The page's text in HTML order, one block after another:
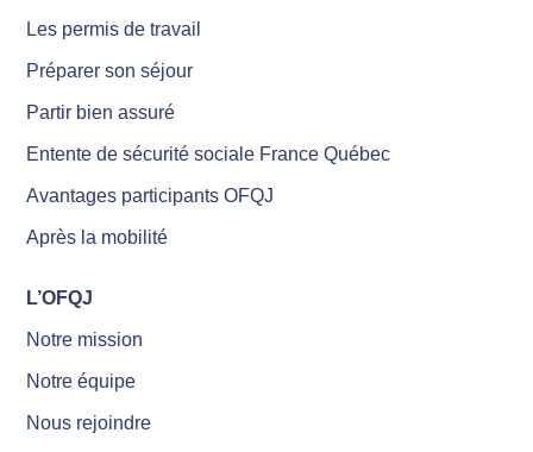
Les permis de travail
Préparer son séjour
Partir bien assuré
Entente de sécurité sociale France Québec
Avantages participants OFQJ
Après la mobilité
L’OFQJ
Notre mission
Notre équipe
Nous rejoindre